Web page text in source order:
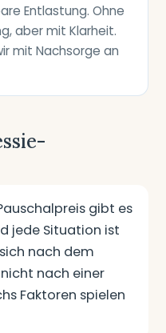
Entlastung. Ohne
aber mit Klarheit.
mit Nachsorge an
gibt es
jede Situation ist
nach dem
nach einer
Faktoren spielen